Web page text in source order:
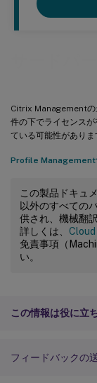
Citrix Managementの
件の下でライセンス
ている可能性がありま
Profile Management
この製品ドキュ
以外のすべての
供され、機械翻
詳しくは、
免責事項（
い。
この情報は役に立
フィードバックの